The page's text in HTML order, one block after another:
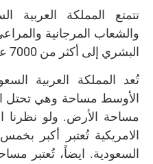
تتمتع المملكة العربية
والشعاب المرجانية
البشري إلى أكثر من 7000 عام.
تُعد المملكة العربية
الأوسط مساحة وهي تحتل
مساحة الأرض. ولو نظرنا
الامريكية تُعتبر أكبر
السعودية. ايضاً، تُعتبر